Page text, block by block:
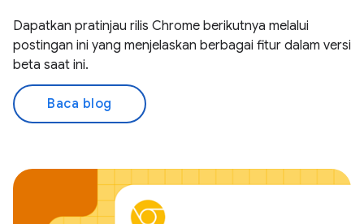
Dapatkan pratinjau rilis Chrome berikutnya melalui
postingan ini yang menjelaskan berbagai fitur dalam versi
beta saat ini.
Baca blog